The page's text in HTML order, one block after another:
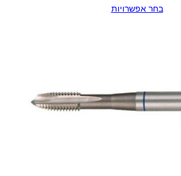
בחר אפשרויות